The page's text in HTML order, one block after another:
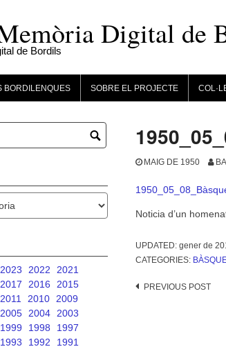
Digital de
de Bordils
BORDILENQUES SOBRE EL PROJECTE
MAIG DE 1950
Noticia d’un
UPDATED: gener de
CATEGORIES:
Post
PREVIOUS POST
2023 2022
2021
2017 2016
2015
2011 2010
2009
2005 2004
2003
1999 1998
1997
1993 1992
1991